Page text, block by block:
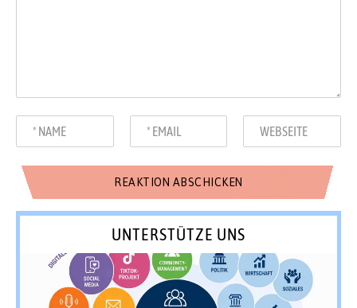
UNTERSTÜTZE UNS